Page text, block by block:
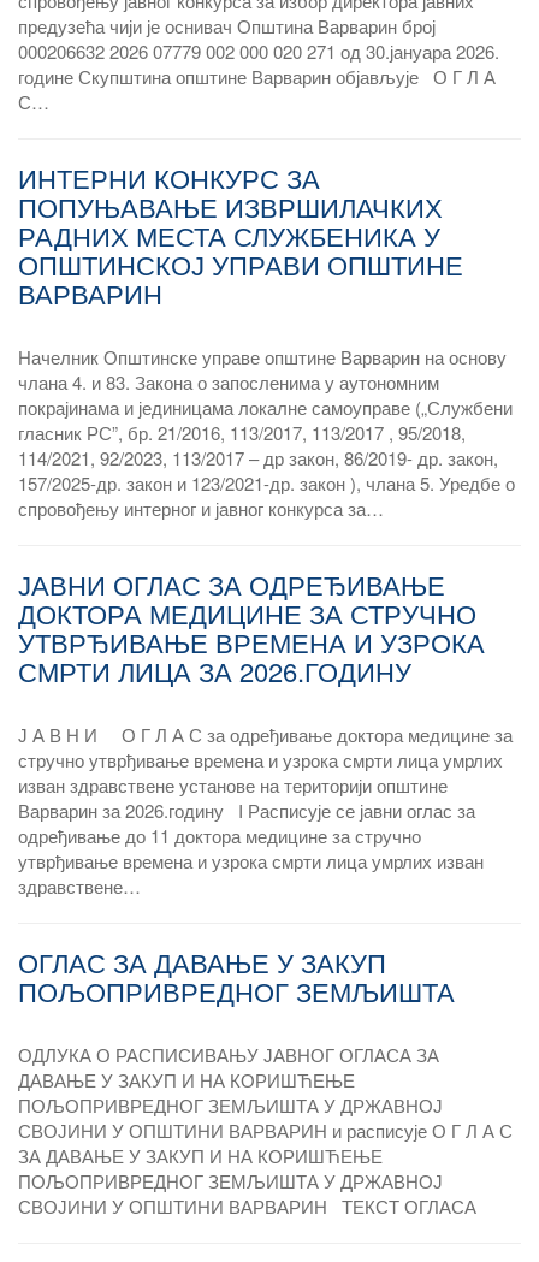
предузећа чији је оснивач Општина Варварин број
000206632 2026 07779 002 000 020 271 од 30.јануара 2026.
године Скупштина општине Варварин објављује О Г Л А
С…
ИНТЕРНИ КОНКУРС ЗА
ПОПУЊАВАЊЕ ИЗВРШИЛАЧКИХ
РАДНИХ МЕСТА СЛУЖБЕНИКА У
ОПШТИНСКОЈ УПРАВИ ОПШТИНЕ
ВАРВАРИН
Начелник Општинске управе општине Варварин на основу
члана 4. и 83. Закона о запосленима у аутономним
покрајинама и јединицама локалне самоуправе („Службени
гласник РС”, бр. 21/2016, 113/2017, 113/2017 , 95/2018,
114/2021, 92/2023, 113/2017 – др закон, 86/2019- др. закон,
157/2025-др. закон и 123/2021-др. закон ), члана 5. Уредбе о
спровођењу интерног и јавног конкурса за…
ЈАВНИ ОГЛАС ЗА ОДРЕЂИВАЊЕ
ДОКТОРА МЕДИЦИНЕ ЗА СТРУЧНО
УТВРЂИВАЊЕ ВРЕМЕНА И УЗРОКА
СМРТИ ЛИЦА ЗА 2026.ГОДИНУ
Ј А В Н И О Г Л А С за одређивање доктора медицине за
стручно утврђивање времена и узрока смрти лица умрлих
изван здравствене установе на територији општине
Варварин за 2026.годину I Расписује се јавни оглас за
одређивање до 11 доктора медицине за стручно
утврђивање времена и узрока смрти лица умрлих изван
здравствене…
ОГЛАС ЗА ДАВАЊЕ У ЗАКУП
ПОЉОПРИВРЕДНОГ ЗЕМЉИШТА
ОДЛУКА О РАСПИСИВАЊУ ЈАВНОГ ОГЛАСА ЗА
ДАВАЊЕ У ЗАКУП И НА КОРИШЋЕЊЕ
ПОЉОПРИВРЕДНОГ ЗЕМЉИШТА У ДРЖАВНОЈ
СВОЈИНИ У ОПШТИНИ ВАРВАРИН и расписује О Г Л А С
ЗА ДАВАЊЕ У ЗАКУП И НА КОРИШЋЕЊЕ
ПОЉОПРИВРЕДНОГ ЗЕМЉИШТА У ДРЖАВНОЈ
СВОЈИНИ У ОПШТИНИ ВАРВАРИН ТЕКСТ ОГЛАСА